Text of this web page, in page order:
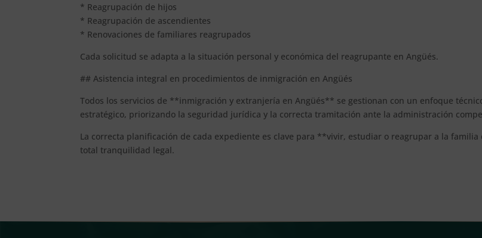
* Reagrupación de hijos
* Reagrupación de ascendientes
* Renovaciones de familiares reagrupados
Cada solicitud se adapta a la situación personal y económica del reagrupante en Angüés.
## Asistencia integral en procedimientos de inmigración en Angüés
Todos los servicios de **inmigración y extranjería en Angüés** se gestionan con un enfoque
estratégico, priorizando la seguridad jurídica y la correcta tramitación ante la administración
La correcta planificación de cada expediente es clave para **vivir, estudiar o reagrupar a la familia
total tranquilidad legal.